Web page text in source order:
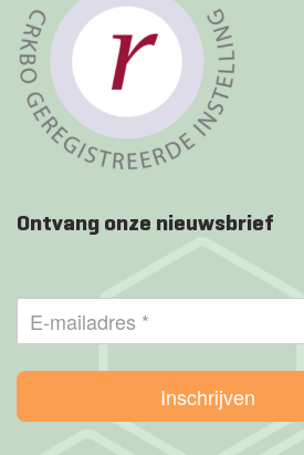
Ontvang onze nieuwsbrief
Inschrijven